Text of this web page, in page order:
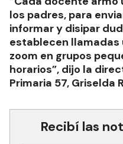
los padres, para
informar y disipar
establecen
zoom en grupos
horarios”, dijo la
Primaria 57, Griselda
Recibí las